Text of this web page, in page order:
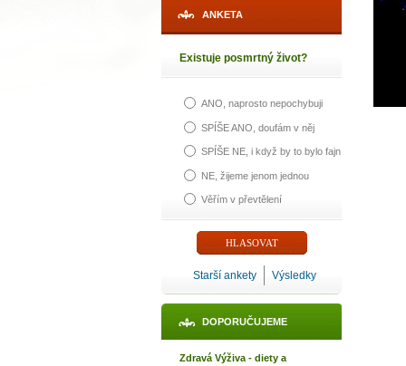
ANKETA
Existuje posmrtný život?
ANO, naprosto nepochybuji
SPÍŠE ANO, doufám v něj
SPÍŠE NE, i když by to bylo fajn
NE, žijeme jenom jednou
Věřím v převtělení
Starší ankety Výsledky
DOPORUČUJEME
Zdravá Výživa - diety a